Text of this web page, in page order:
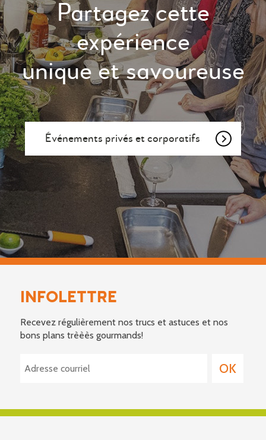
Partagez cette
expérience
unique et savoureuse
Événements privés et corporatifs
INFOLETTRE
Recevez régulièrement nos trucs et astuces et nos
bons plans trèèès gourmands!